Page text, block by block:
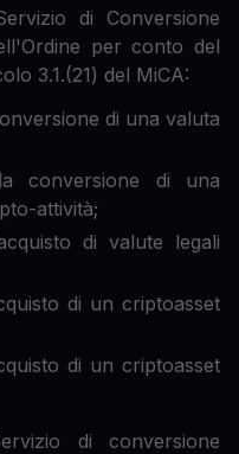
di Conversione
per conto del
3.1.(21) del MiCA:
di una valuta
conversione di una
attività;
di valute legali
di un criptoasset
di un criptoasset
di conversione